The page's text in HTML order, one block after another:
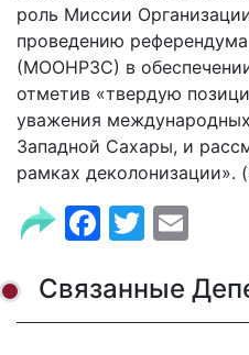
роль Миссии
проведению
(МООНРЗС) в
отметив «твердую
уважения
Западной Сахары, и
рамках деколонизации».
Facebook
Twitter
Связанные